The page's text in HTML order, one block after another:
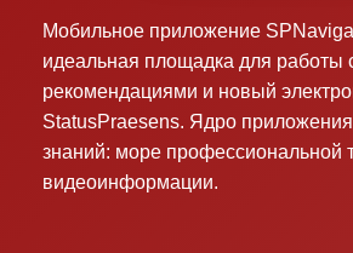
Мобильное приложение
идеальная площадка для работы
рекомендациями и новый
StatusPraesens. Ядро
знаний: море профессиональной
видеоинформации.